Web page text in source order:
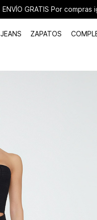
ENVÍO GRATIS Por
JEANS ZAPATOS